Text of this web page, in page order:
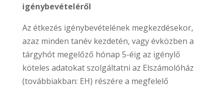
igénybevételéről
Az étkezés igénybevételének megkezdésekor,
azaz minden tanév kezdetén, vagy évközben a
tárgyhót megelőző hónap 5-éig az igénylő
köteles adatokat szolgáltatni az Elszámolóház
(továbbiakban: EH) részére a megfelelő